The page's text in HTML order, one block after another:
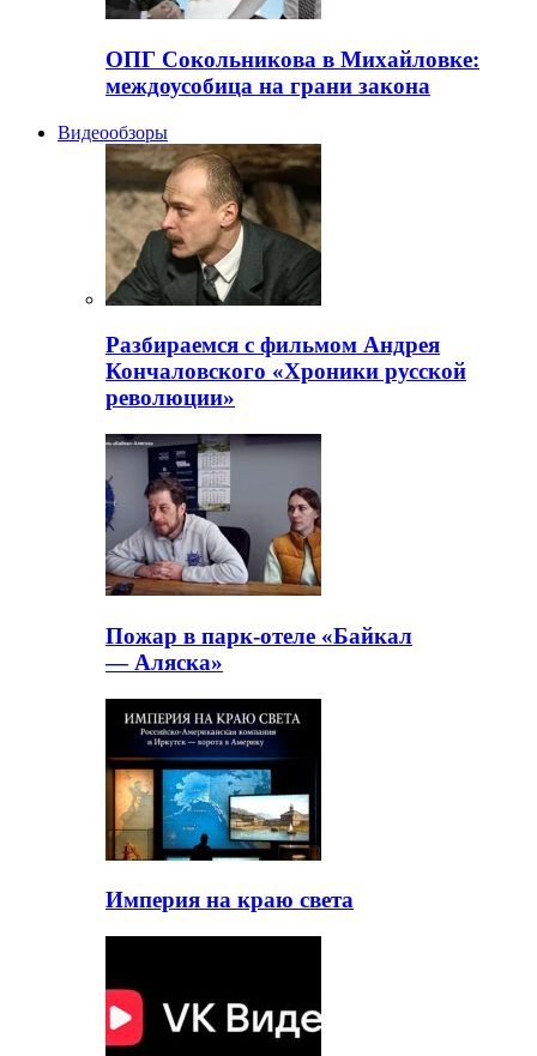
ОПГ Сокольникова в Михайловке:
междоусобица на грани закона
Видеообзоры
Разбираемся с фильмом Андрея
Кончаловского «Хроники русской
революции»
Пожар в парк-отеле «Байкал
— Аляска»
Империя на краю света